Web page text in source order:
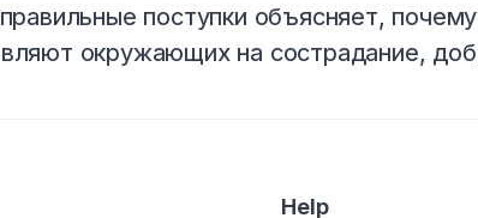
поступки объясняет,
окружающих на сострадание,
Help